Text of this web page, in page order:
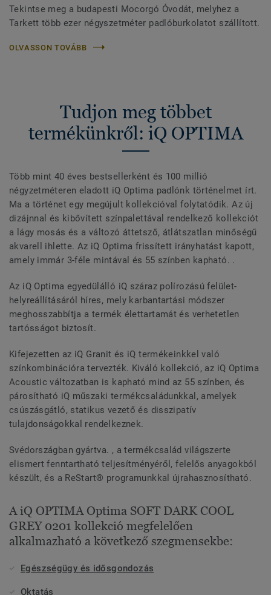
Tekintse meg a budapesti Mocorgó Óvodát, melyhez a
Tarkett több ezer négyszetméter padlóburkolatot szállított.
OLVASSON TOVÁBB
Tudjon meg többet
termékünkről: iQ OPTIMA
Több mint 40 éves bestsellerként és 100 millió
négyzetméteren eladott iQ Optima padlónk történelmet írt.
Ma a történet egy megújult kollekcióval folytatódik. Az új
dizájnnal és kibővített színpalettával rendelkező kollekciót
a lágy mosás és a változó áttetsző, átlátszatlan minőségű
akvarell ihlette. Az iQ Optima frissített irányhatást kapott,
amely immár 3-féle mintával és 55 színben kapható. .
Az iQ Optima egyedülálló iQ száraz polírozású felület-
helyreállításáról híres, mely karbantartási módszer
meghosszabbítja a termék élettartamát és verhetetlen
tartósságot biztosít.
Kifejezetten az iQ Granit és iQ termékeinkkel való
színkombinációra tervezték. Kiváló kollekció, az iQ Optima
Acoustic változatban is kapható mind az 55 színben, és
párosítható iQ műszaki termékcsaládunkkal, amelyek
csúszásgátló, statikus vezető és disszipatív
tulajdonságokkal rendelkeznek.
Svédországban gyártva. , a termékcsalád világszerte
elismert fenntartható teljesítményéről, felelős anyagokból
készült, és a ReStart® programunkkal újrahasznosítható.
A iQ OPTIMA Optima SOFT DARK COOL
GREY 0201 kollekció megfelelően
alkalmazható a következő szegmensekbe:
Egészségügy és idősgondozás
Oktatás